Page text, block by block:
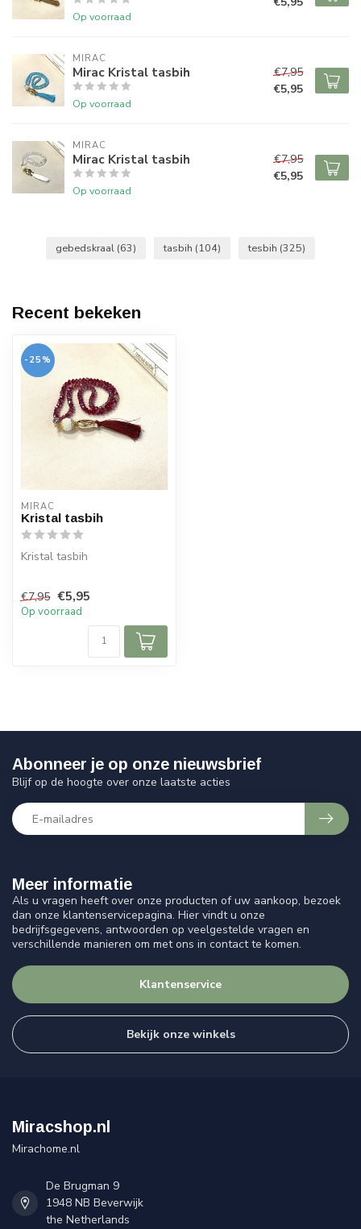
Op voorraad
MIRAC
Mirac Kristal tasbih
Op voorraad
€7,95
€5,95
MIRAC
Mirac Kristal tasbih
Op voorraad
€7,95
€5,95
gebedskraal (63) tasbih (104) tesbih (325)
Recent bekeken
-25%
MIRAC
Kristal tasbih
Kristal tasbih
99 kralen
Kleur zoals afgebeeld
€7,95 €5,95
Op voorraad
Meer informatie
Als u vragen heeft over onze producten of uw aankoop, bezoek
dan onze klantenservicepagina. Hier vindt u onze
bedrijfsgegevens, antwoorden op veelgestelde vragen en
verschillende manieren om met ons in contact te komen.
Klantenservice
Bekijk onze winkels
Abonneer je op onze nieuwsbrief
Blijf op de hoogte over onze laatste acties
Miracshop.nl
Mirachome.nl
De Brugman 9
1948 NB Beverwijk
the Netherlands